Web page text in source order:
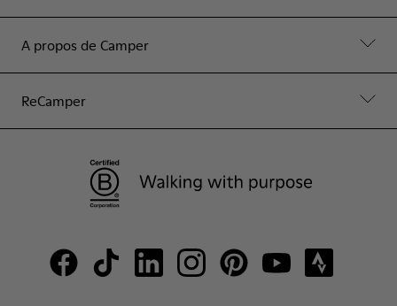
A propos de Camper
ReCamper